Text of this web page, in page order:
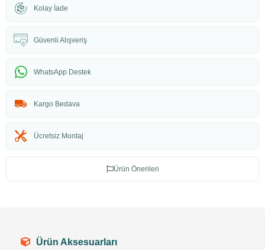
Kolay İade
Güvenli Alışveriş
WhatsApp Destek
Kargo Bedava
Ücretsiz Montaj
Ürün Önerileri
Ürün Aksesuarları